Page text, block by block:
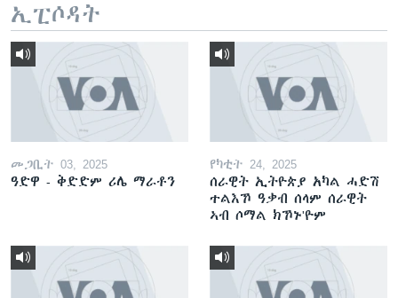
ኢፒሶዳት
መጋቢት 03, 2025
ዓድዋ - ቅድድም ሪሌ ማራቶን
የካቲት 24, 2025
ሰራዊት ኢትዮጵያ አካል ሓድሽ
ተልእኾ ዓቃብ ሰላም ሰራዊት
ኣብ ሶማል ክኾኑ'ዮም